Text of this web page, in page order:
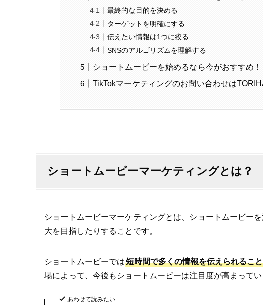
最終的な目的を決める
ターゲットを明確にする
伝えたい情報は1つに絞る
SNSのアルゴリズムを理解する
ショートムービーを始めるなら今がおすすめ！
TikTokマーケティングのお問い合わせは
ショートムービーマーケティングとは？
ショートムービーマーケティングとは、ショートムービー
大を目指したりすることです。
ショートムービーでは短時間で多くの情報を伝えられるこ
場によって、今後もショートムービーは注目度が高まってい
あわせて読みたい